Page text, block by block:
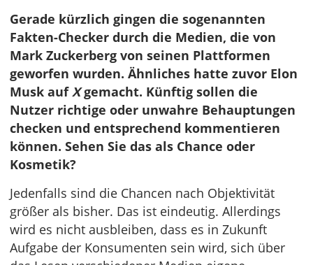
Gerade kürzlich gingen die sogenannten
Fakten-Checker durch die Medien, die von
Mark Zuckerberg von seinen Plattformen
geworfen wurden. Ähnliches hatte zuvor Elon
Musk aufXgemacht. Künftig sollen die
Nutzer richtige oder unwahre Behauptungen
checken und entsprechend kommentieren
können. Sehen Sie das als Chance oder
Kosmetik?
Jedenfalls sind die Chancen nach Objektivität
größer als bisher. Das ist eindeutig. Allerdings
wird es nicht ausbleiben, dass es in Zukunft
Aufgabe der Konsumenten sein wird, sich über